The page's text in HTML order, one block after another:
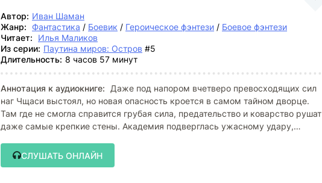
Автор: Иван Шаман
Жанр:
Фантастика / Боевик / Героическое фэнтези / Боевое фэнтези
Читает:
Илья Маликов
Из серии: Паутина миров: Остров #5
Длительность: 8 часов 57 минут
Аннотация к аудиокниге:
Даже под напором вчетверо превосходящих сил
наг Чщаси выстоял, но новая опасность кроется в самом тайном дворце.
Там где не смогла справится грубая сила, предательство и коварство рушат
даже самые крепкие стены. Академия подверглась ужасному удару,
СЛУШАТЬ ОНЛАЙН